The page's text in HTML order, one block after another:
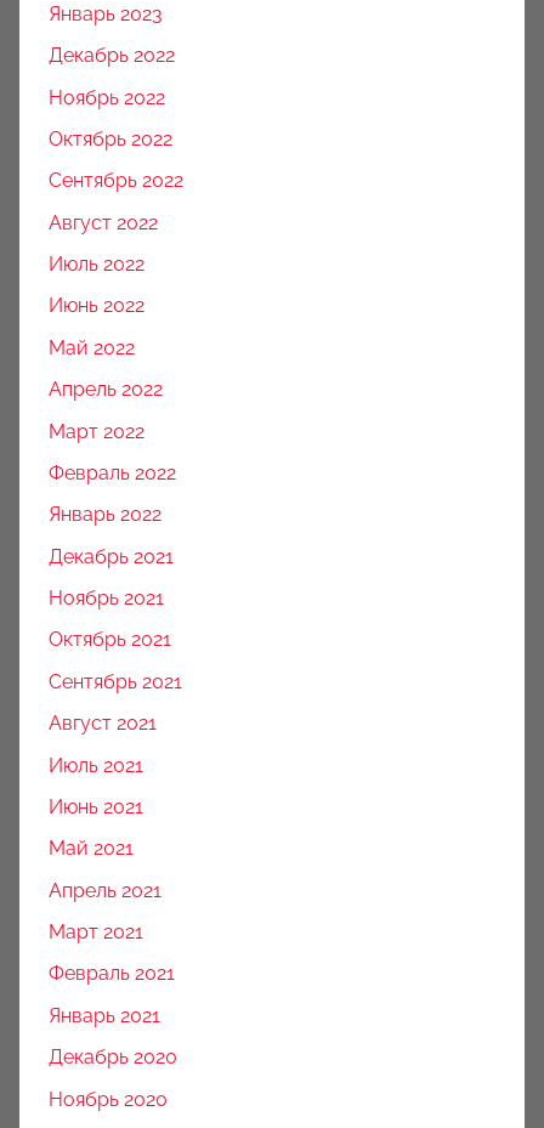
Январь 2023
Декабрь 2022
Ноябрь 2022
Октябрь 2022
Сентябрь 2022
Август 2022
Июль 2022
Июнь 2022
Май 2022
Апрель 2022
Март 2022
Февраль 2022
Январь 2022
Декабрь 2021
Ноябрь 2021
Октябрь 2021
Сентябрь 2021
Август 2021
Июль 2021
Июнь 2021
Май 2021
Апрель 2021
Март 2021
Февраль 2021
Январь 2021
Декабрь 2020
Ноябрь 2020